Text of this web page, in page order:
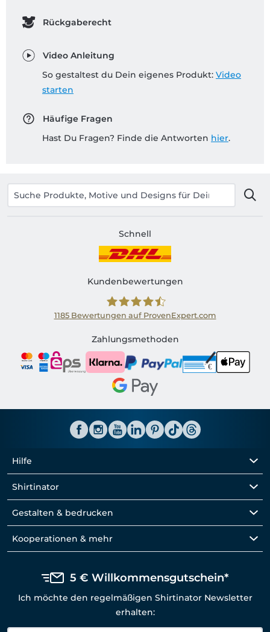
Rückgaberecht
Video Anleitung
So gestaltest du Dein eigenes Produkt: Video
starten
Häufige Fragen
Hast Du Fragen? Finde die Antworten hier.
Schnell
Kundenbewertungen
Shirtinator AT
1185Bewertungen auf ProvenExpert.com
Zahlungsmethoden
Hilfe
Shirtinator
Gestalten & bedrucken
Kooperationen & mehr
5 € Willkommensgutschein*
Ich möchte den regelmäßigen Shirtinator Newsletter
erhalten: